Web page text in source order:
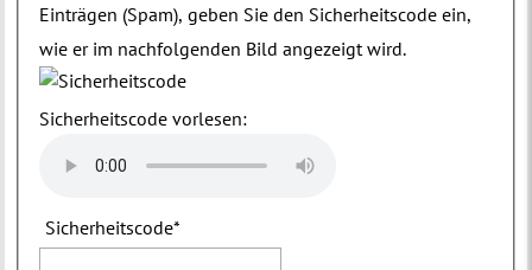
Einträgen (Spam), geben Sie den Sicherheitscode ein,
wie er im nachfolgenden Bild angezeigt wird.
Sicherheitscode vorlesen:
Sicherheitscode*